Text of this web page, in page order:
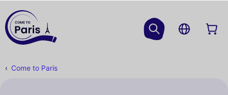
Come to Paris